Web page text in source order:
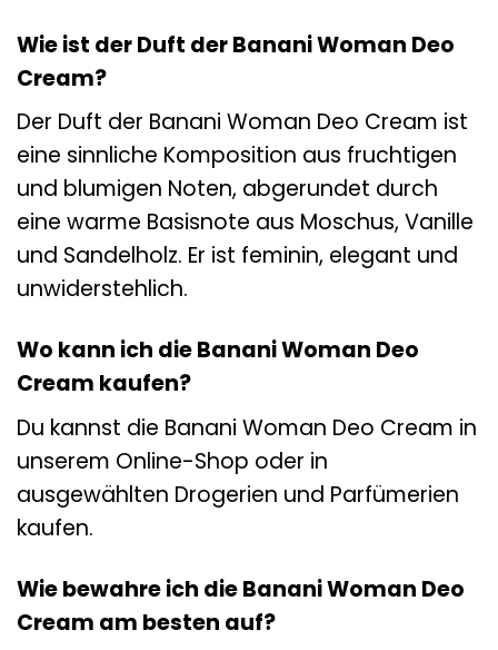
Wie ist der Duft der Banani Woman Deo
Cream?
Der Duft der Banani Woman Deo Cream ist
eine sinnliche Komposition aus fruchtigen
und blumigen Noten, abgerundet durch
eine warme Basisnote aus Moschus, Vanille
und Sandelholz. Er ist feminin, elegant und
unwiderstehlich.
Wo kann ich die Banani Woman Deo
Cream kaufen?
Du kannst die Banani Woman Deo Cream in
unserem Online-Shop oder in
ausgewählten Drogerien und Parfümerien
kaufen.
Wie bewahre ich die Banani Woman Deo
Cream am besten auf?